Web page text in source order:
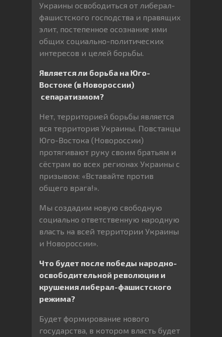
Украины освободиться от либерал-
фашистского господства и правящих
элит, постепенное осознание ими
общих социально-политических
интересов и целей борьбы.
Является ли борьба на Юго-
Востоке (в Новороссии)
сепаратизмом?
Нет, территорией борьбы является
вся территория Украины. Повстанцы
Юго-Востока (Новороссии)
протягивают руку своим братьям и
сёстрам во всех регионах Украины с
призывом: «Вставайте против
общего врага!».
Мы создадим новую свободную
социально ответственную народную
власть на всей территории Украины
и Новороссии».
Что будет после победы народно-
освободительной революции и
крушения либерал-фашистского
режима?
Будет формирование нового
государства, в котором власть будет